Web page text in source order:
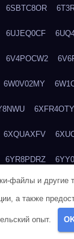
6SBTC8OR
6UJEQ0CF
6V4POCW2
6W0V02MY
6XFR4OTY
6XQUAXFV
6YR8PDRZ
70T7NVVN
файлы и другие
а также
опыт.